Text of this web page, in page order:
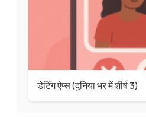
डेटिंग ऐप्स (दुनिया भर में शीर्ष 3)